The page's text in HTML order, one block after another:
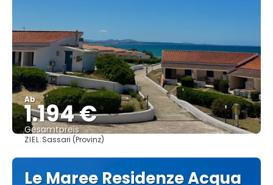
Ab
1.194 €
Gesamtpreis
ZIEL:Sassari (Provinz)
Le Maree Residenze Acqua